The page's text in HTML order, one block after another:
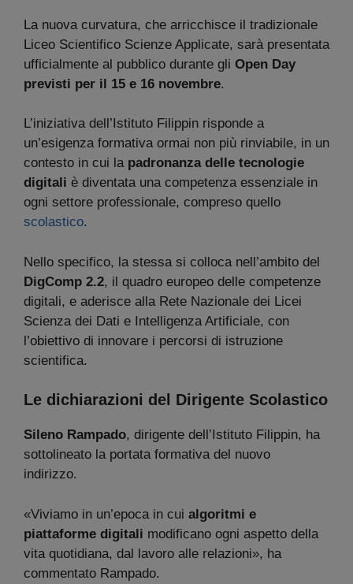
La nuova curvatura, che arricchisce il tradizionale
Liceo Scientifico Scienze Applicate, sarà presentata
ufficialmente al pubblico durante gli Open Day
previsti per il 15 e 16 novembre.
L’iniziativa dell’Istituto Filippin risponde a
un’esigenza formativa ormai non più rinviabile, in un
contesto in cui la padronanza delle tecnologie
digitali è diventata una competenza essenziale in
ogni settore professionale, compreso quello
scolastico.
Nello specifico, la stessa si colloca nell’ambito del
DigComp 2.2, il quadro europeo delle competenze
digitali, e aderisce alla Rete Nazionale dei Licei
Scienza dei Dati e Intelligenza Artificiale, con
l’obiettivo di innovare i percorsi di istruzione
scientifica.
Le dichiarazioni del Dirigente Scolastico
Sileno Rampado, dirigente dell’Istituto Filippin, ha
sottolineato la portata formativa del nuovo
indirizzo.
«Viviamo in un’epoca in cui algoritmi e
piattaforme digitali modificano ogni aspetto della
vita quotidiana, dal lavoro alle relazioni», ha
commentato Rampado.